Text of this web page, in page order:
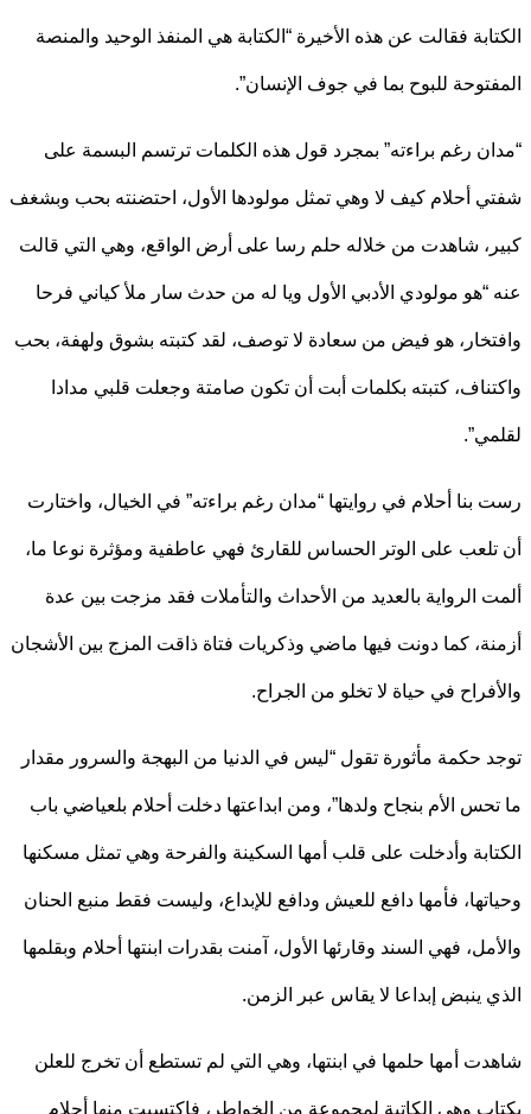
فقالت عن هذه الأخيرة “الكتابة هي المنفذ الوحيد والمنصة
للبوح بما في جوف الإنسان”.
رغم براءته” بمجرد قول هذه الكلمات ترتسم البسمة على
أحلام كيف لا وهي تمثل مولودها الأول، احتضنته بحب وبشغف
شاهدت من خلاله حلم رسا على أرض الواقع، وهي التي قالت
مولودي الأدبي الأول ويا له من حدث سار ملأ كياني فرحا
هو فيض من سعادة لا توصف، لقد كتبته بشوق ولهفة، بحب
كتبته بكلمات أبت أن تكون صامتة وجعلت قلبي مدادا
أحلام في روايتها “مدان رغم براءته” في الخيال، واختارت
على الوتر الحساس للقارئ فهي عاطفية ومؤثرة نوعا ما،
الرواية بالعديد من الأحداث والتأملات فقد مزجت بين عدة
كما دونت فيها ماضي وذكريات فتاة ذاقت المزج بين الأشجان
في حياة لا تخلو من الجراح.
حكمة مأثورة تقول “ليس في الدنيا من البهجة والسرور مقدار
الأم بنجاح ولدها”، ومن ابداعتها دخلت أحلام بلعياضي باب
وأدخلت على قلب أمها السكينة والفرحة وهي تمثل مسكنها
فأمها دافع للعيش ودافع للإبداع، وليست فقط منبع الحنان
فهي السند وقارئها الأول، آمنت بقدرات ابنتها أحلام وبقلمها
ينبض إبداعا لا يقاس عبر الزمن.
أمها حلمها في ابنتها، وهي التي لم تستطع أن تخرج للعلن
وهي الكاتبة لمجموعة من الخواطر، فاكتسبت منها أحلام